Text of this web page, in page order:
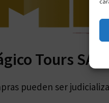
Tours SA
pueden ser